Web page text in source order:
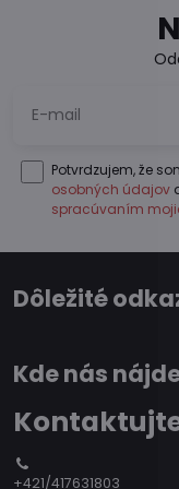
Potvrdzujem, že
osobných údajov
spracúvaním
Dôležité
Kde nás
+421/417631803